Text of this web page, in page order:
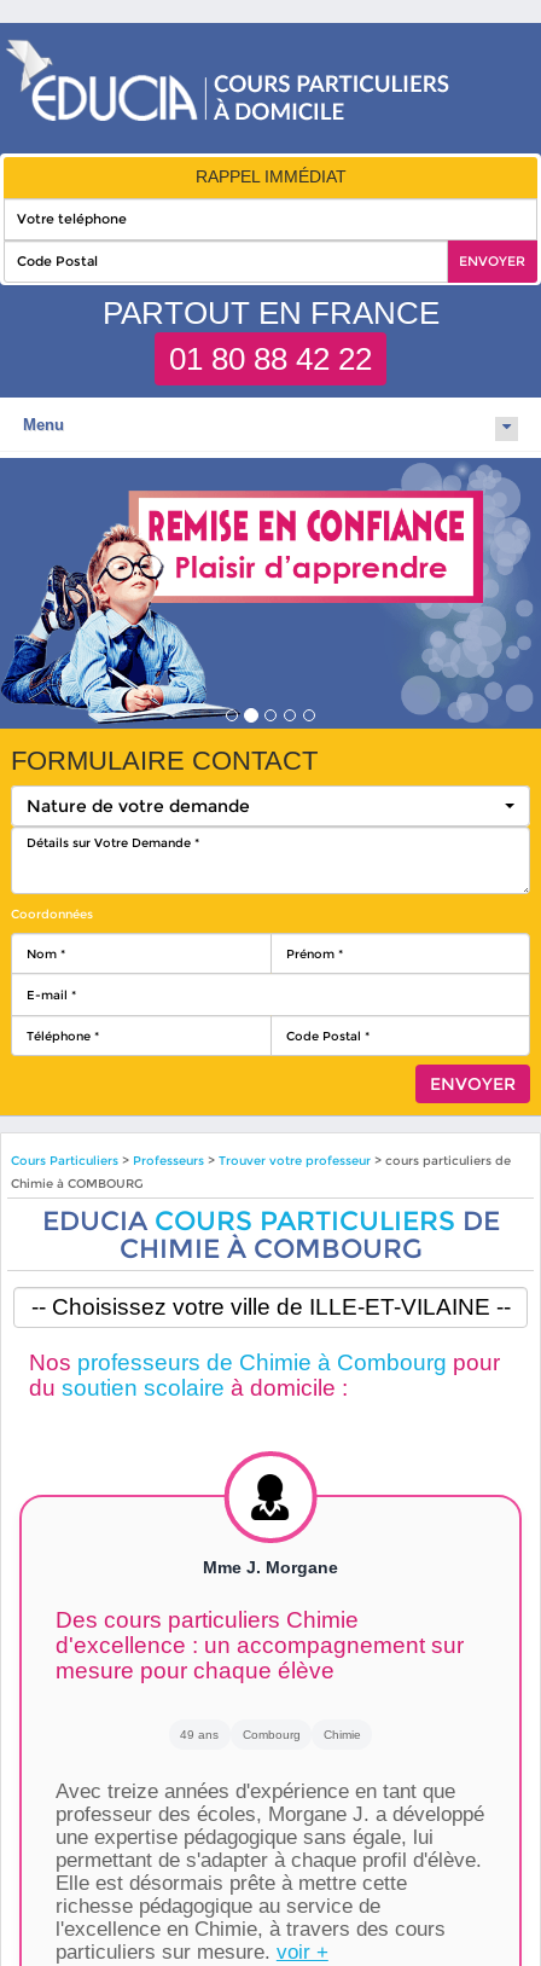
RAPPEL IMMÉDIAT
PARTOUT EN FRANCE
01 80 88 42 22
Menu
FORMULAIRE CONTACT
Nature de votre demande
Coordonnées
Cours Particuliers> Professeurs > Trouver votre professeur> cours particuliers de
Chimie à COMBOURG
EDUCIA COURS PARTICULIERS DE
CHIMIE À COMBOURG
Nos professeurs de Chimie à Combourg pour
du soutien scolaire à domicile :
Mme J. Morgane
Des cours particuliers Chimie
d'excellence : un accompagnement sur
mesure pour chaque élève
49 ans Combourg Chimie
Avec treize années d'expérience en tant que
professeur des écoles, Morgane J. a développé
une expertise pédagogique sans égale, lui
permettant de s'adapter à chaque profil d'élève.
Elle est désormais prête à mettre cette
richesse pédagogique au service de
l'excellence en Chimie, à travers des cours
particuliers sur mesure. voir +